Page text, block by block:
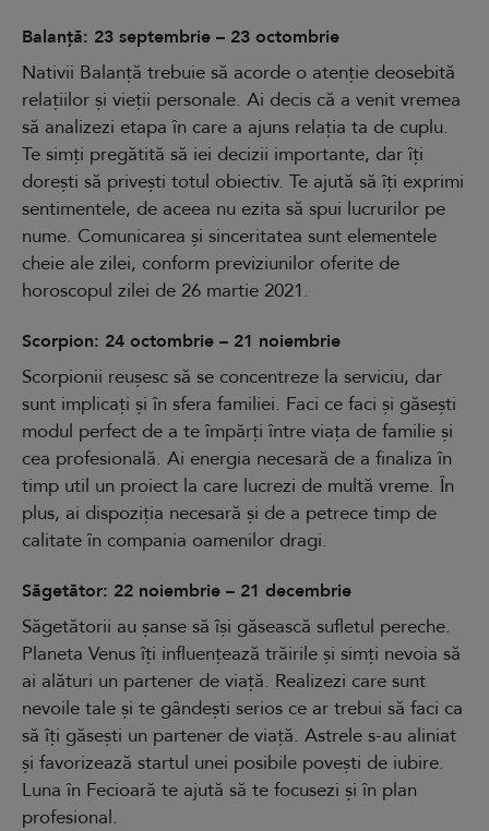
Balanță: 23 septembrie – 23 octombrie
Nativii Balanță trebuie să acorde o atenție deosebită
relațiilor și vieții personale. Ai decis că a venit vremea
să analizezi etapa în care a ajuns relația ta de cuplu.
Te simți pregătită să iei decizii importante, dar îți
dorești să privești totul obiectiv. Te ajută să îți exprimi
sentimentele, de aceea nu ezita să spui lucrurilor pe
nume. Comunicarea și sinceritatea sunt elementele
cheie ale zilei, conform previziunilor oferite de
horoscopul zilei de 26 martie 2021.
Scorpion: 24 octombrie – 21 noiembrie
Scorpionii reușesc să se concentreze la serviciu, dar
sunt implicați și în sfera familiei. Faci ce faci și găsești
modul perfect de a te împărți între viața de familie și
cea profesională. Ai energia necesară de a finaliza în
timp util un proiect la care lucrezi de multă vreme. În
plus, ai dispoziția necesară și de a petrece timp de
calitate în compania oamenilor dragi.
Săgetător: 22 noiembrie – 21 decembrie
Săgetătorii au șanse să își găsească sufletul pereche.
Planeta Venus îți influențează trăirile și simți nevoia să
ai alături un partener de viață. Realizezi care sunt
nevoile tale și te gândești serios ce ar trebui să faci ca
să îți găsești un partener de viață. Astrele s-au aliniat
și favorizează startul unei posibile povești de iubire.
Luna în Fecioară te ajută să te focusezi și în plan
profesional.